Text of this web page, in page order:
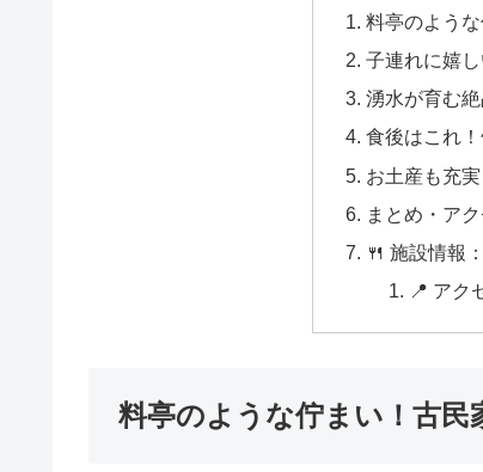
料亭のよう
子連れに嬉し
湧水が育む
食後はこれ
お土産も充
まとめ・ア
🍴 施設情報
📍 アク
料亭のような佇まい！古民